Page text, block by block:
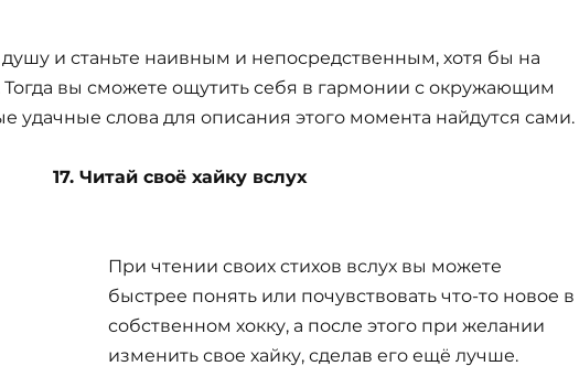
и станьте наивным и непосредственным, хотя бы на
Тогда вы сможете ощутить себя в гармонии с окружающим
удачные слова для описания этого момента найдутся сами.
17. Читай своё хайку вслух
При чтении своих стихов вслух вы можете
быстрее понять или почувствовать что-то новое в
собственном хокку, а после этого при желании
изменить свое хайку, сделав его ещё лучше.